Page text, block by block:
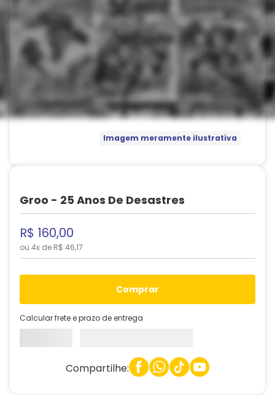
Imagem meramente ilustrativa
Groo - 25 Anos De Desastres
R$ 160,00
ou 4x de R$ 46,17
comprar
Calcular frete e prazo de entrega
Compartilhe: